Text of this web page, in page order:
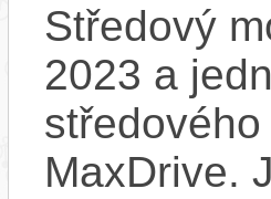
Středový
2023 a
MaxDrive.